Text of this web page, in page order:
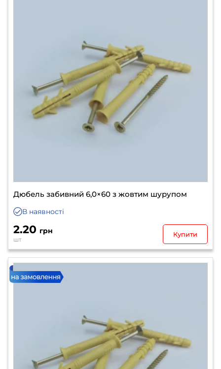
Дюбель забивний 6,0×60 з жовтим шурупом
В наявності
2.20 грн
шт
Купити